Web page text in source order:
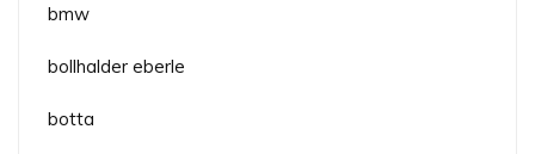
bmw
bollhalder eberle
botta